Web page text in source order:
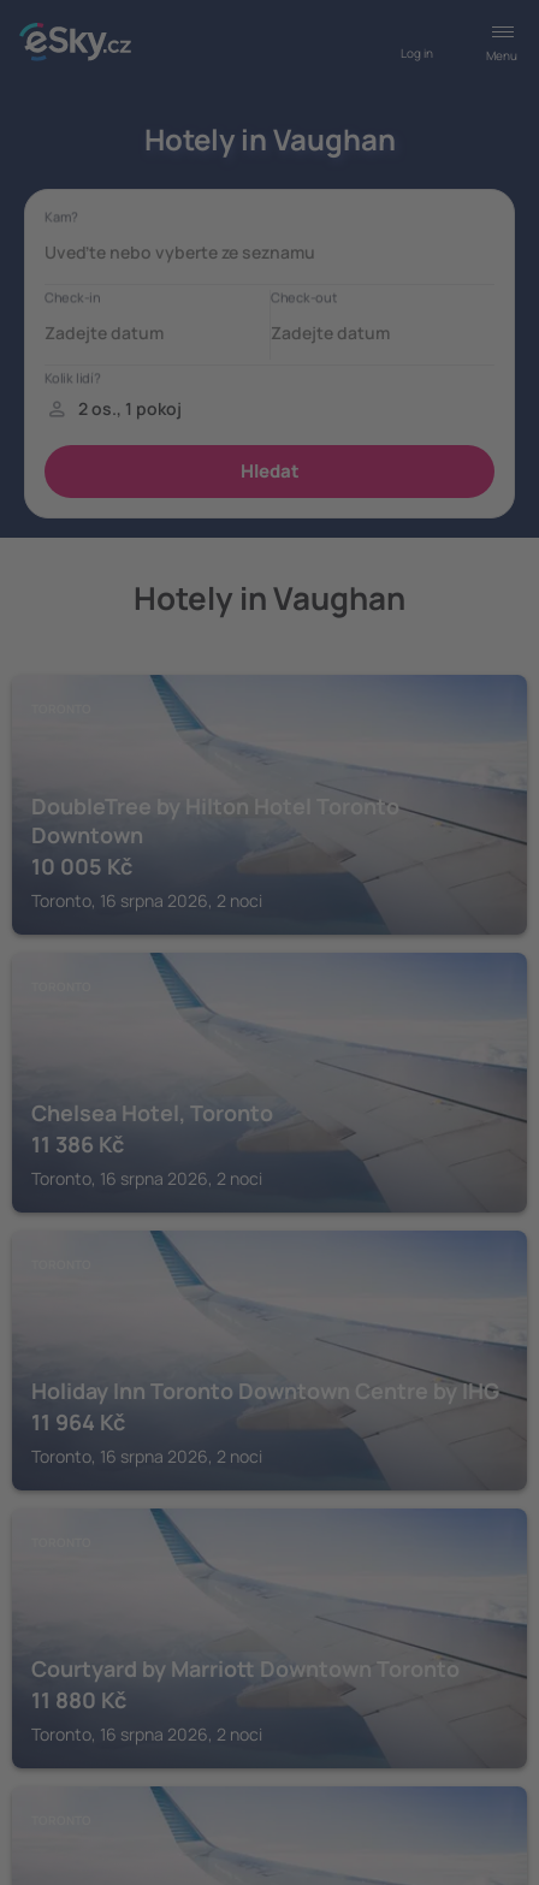
Menu
Log in
Hotely in Vaughan
Hotely in Vaughan
DoubleTree by Hilton Hotel Toronto
Downtown
10 005 Kč
Toronto, 16 srpna 2026, 2 noci
Chelsea Hotel, Toronto
11 386 Kč
Toronto, 16 srpna 2026, 2 noci
Holiday Inn Toronto Downtown Centre by IHG
11 964 Kč
Toronto, 16 srpna 2026, 2 noci
Courtyard by Marriott Downtown Toronto
11 880 Kč
Toronto, 16 srpna 2026, 2 noci